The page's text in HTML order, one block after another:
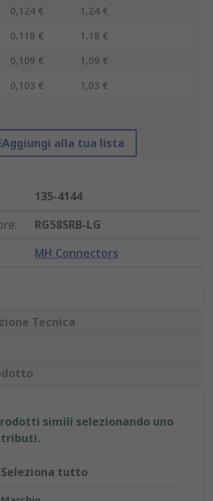
0,124 €
1,24 €
0,118 €
1,18 €
0,109 €
1,09 €
0,103 € 1,03 €
Aggiungi alla tua lista
135-4144
:
RG58SRB-LG
MH Connectors
Tecnica
simili selezionando uno
Seleziona tutto